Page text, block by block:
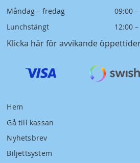
Måndag – fredag
09:00
Lunchstängt
12:00
Klicka här för avvikande
Hem
Gå till kassan
Nyhetsbrev
Biljettsystem